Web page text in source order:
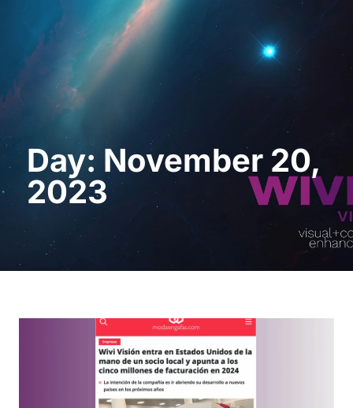
Request a Demo
Day: November 20,
2023